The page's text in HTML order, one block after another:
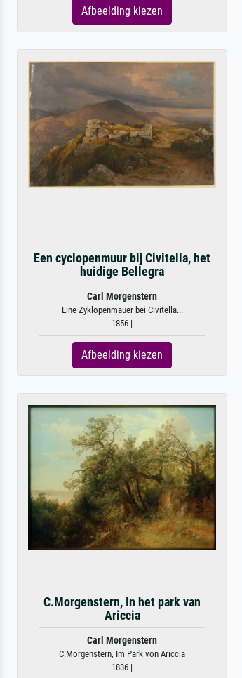
Afbeelding kiezen
Een cyclopenmuur bij Civitella, het
huidige Bellegra
Carl Morgenstern
Eine Zyklopenmauer bei Civitella...
1856 |
Afbeelding kiezen
C.Morgenstern, In het park van
Ariccia
Carl Morgenstern
C.Morgenstern, Im Park von Ariccia
1836 |